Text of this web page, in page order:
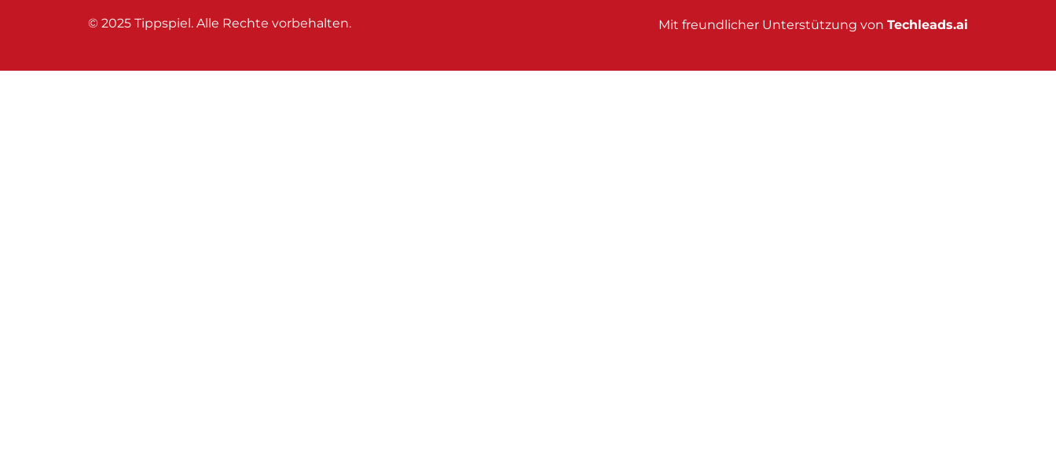
© 2025 Tippspiel. Alle Rechte vorbehalten. Mit freundlicher Unterstützung von Techleads.ai